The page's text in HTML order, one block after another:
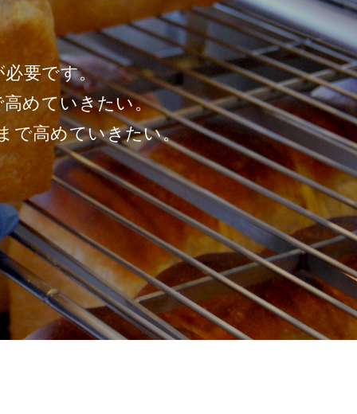
要です。
めていきたい。
で高めていきたい。